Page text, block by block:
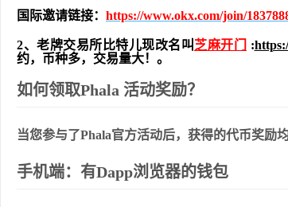
国际邀请链接： https://www.okx.com/join/
2、老牌交易所比特儿现改名叫 芝麻开门 :
约，币种多，交易量大！。
如何领取Phala 活动奖励？
当您参与了Phala官方活动后，获得的代币奖励
手机端：有Dapp浏览器的钱包